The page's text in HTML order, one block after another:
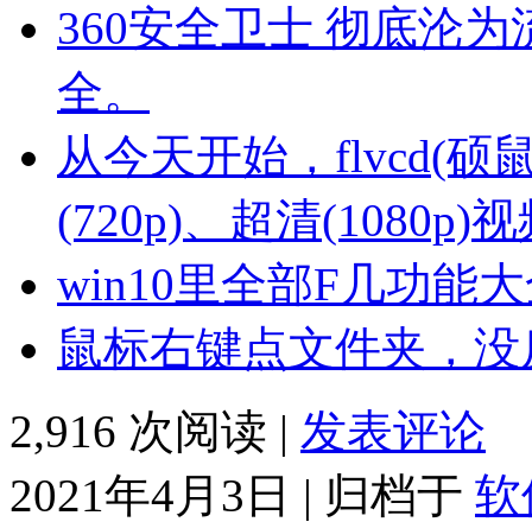
360安全卫士 彻底沦
全。
从今天开始，flvcd(硕
(720p)、超清(1080p)视
win10里全部F几功能
鼠标右键点文件夹，
2,916 次阅读 | 发表评论
2021年4月3日 | 归档于 软